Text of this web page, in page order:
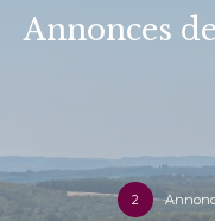
Annonces
2